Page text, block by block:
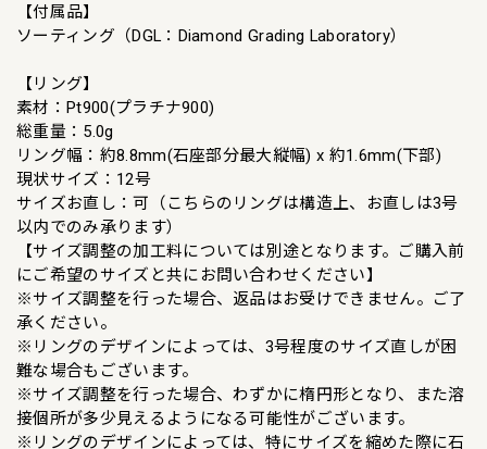
【付属品】
ソーティング（DGL：Diamond Grading Laboratory）
【リング】
素材：Pt900(プラチナ900)
総重量：5.0g
リング幅：約8.8mm(石座部分最大縦幅) x 約1.6mm(下部)
現状サイズ：12号
サイズお直し：可（こちらのリングは構造上、お直しは3号
以内でのみ承ります）
【サイズ調整の加工料については別途となります。ご購入前
にご希望のサイズと共にお問い合わせください】
※サイズ調整を行った場合、返品はお受けできません。ご了
承ください。
※リングのデザインによっては、3号程度のサイズ直しが困
難な場合もございます。
※サイズ調整を行った場合、わずかに楕円形となり、また溶
接個所が多少見えるようになる可能性がございます。
※リングのデザインによっては、特にサイズを縮めた際に石